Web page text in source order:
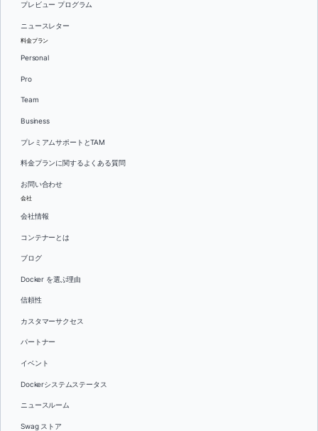
プレビュー プログラム
ニュースレター
料金プラン
Personal
Pro
Team
Business
プレミアムサポートとTAM
料金プランに関するよくある質問
お問い合わせ
会社
会社情報
コンテナーとは
ブログ
Docker を選ぶ理由
信頼性
カスタマーサクセス
パートナー
イベント
Dockerシステムステータス
ニュースルーム
Swag ストア